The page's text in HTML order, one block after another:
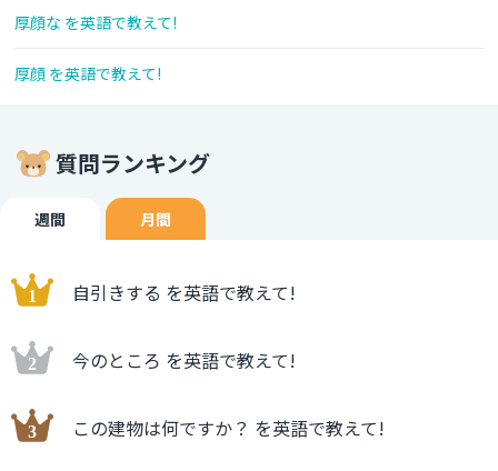
厚顔な を英語で教えて!
厚顔 を英語で教えて!
質問ランキング
週間 月間
自引きする を英語で教えて!
今のところ を英語で教えて!
この建物は何ですか？ を英語で教えて!